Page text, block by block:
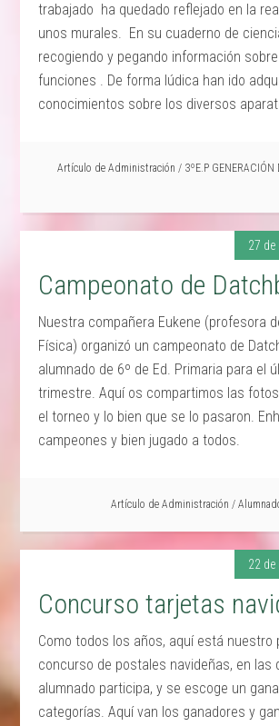
trabajado ha quedado reflejado en la
unos murales. En su cuaderno de
recogiendo y pegando información
funciones . De forma lúdica han ido
conocimientos sobre los diversos
Artículo de Administración / 3ºE.P GENERACIÓN
27 de
Campeonato de
Nuestra compañera Eukene (profesora
Física) organizó un campeonato de
alumnado de 6º de Ed. Primaria para el
trimestre. Aquí os compartimos las
el torneo y lo bien que se lo pasaron.
campeones y bien jugado a todos.
Artículo de Administración /
22 de
Concurso tarjetas
Como todos los años, aquí está nuestro
concurso de postales navideñas, en las
alumnado participa, y se escoge un
categorías. Aquí van los ganadores y